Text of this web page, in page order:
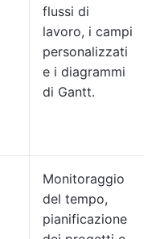
flussi di
lavoro, i campi
personalizzati
e i diagrammi
di Gantt.
Monitoraggio
del tempo,
pianificazione